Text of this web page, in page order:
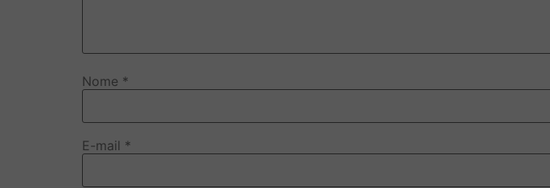
Nome *
E-mail *